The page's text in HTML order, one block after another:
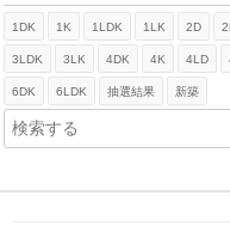
1DK 1K 1LDK 1LK 2D
3LDK 3LK 4DK 4K 4LD
6DK 6LDK 抽選結果 新築
検索